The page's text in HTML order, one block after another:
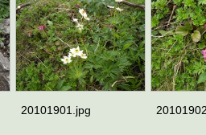
20101901.jpg